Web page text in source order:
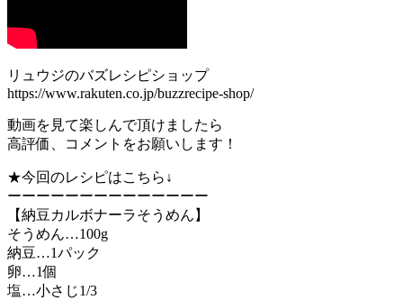
リュウジのバズレシピショップ
https://www.rakuten.co.jp/buzzrecipe-shop/
動画を見て楽しんで頂けましたら
高評価、コメントをお願いします！
★今回のレシピはこちら↓
ーーーーーーーーーーーーーー
【納豆カルボナーラそうめん】
そうめん…100g
納豆…1パック
卵…1個
塩…小さじ1/3